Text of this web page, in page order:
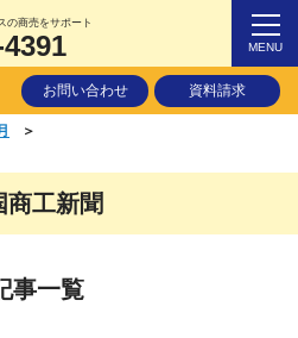
の商売をサポート
MENU
お問い合わせ 資料請求
＞
商工新聞
事一覧